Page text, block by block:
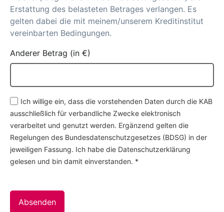
Erstattung des belasteten Betrages verlangen. Es
gelten dabei die mit meinem/unserem Kreditinstitut
vereinbarten Bedingungen.
Anderer Betrag (in €)
Ich willige ein, dass die vorstehenden Daten durch die KAB
ausschließlich für verbandliche Zwecke elektronisch
verarbeitet und genutzt werden. Ergänzend gelten die
Regelungen des Bundesdatenschutzgesetzes (BDSG) in der
jeweiligen Fassung. Ich habe die Datenschutzerklärung
gelesen und bin damit einverstanden. *
Absenden